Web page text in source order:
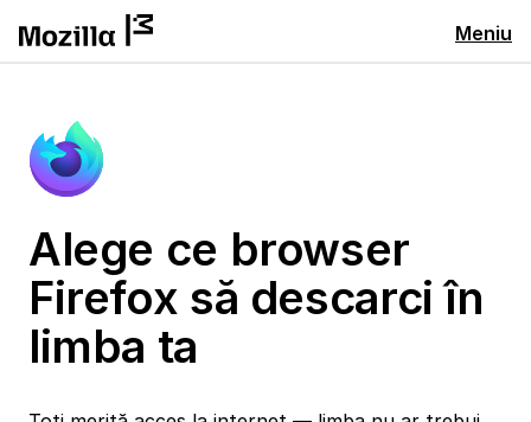
Meniu
Alege ce browser
Firefox să descarci în
limba ta